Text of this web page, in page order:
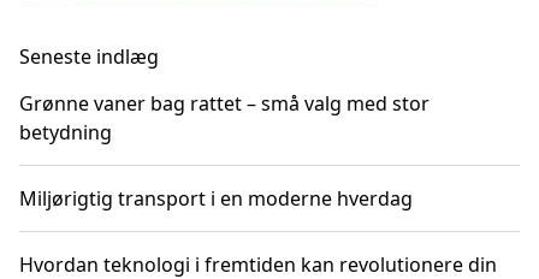
Seneste indlæg
Grønne vaner bag rattet – små valg med stor
betydning
Miljørigtig transport i en moderne hverdag
Hvordan teknologi i fremtiden kan revolutionere din